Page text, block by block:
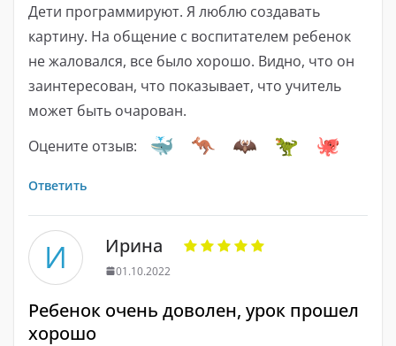
Дети программируют. Я люблю создавать
картину. На общение с воспитателем ребенок
не жаловался, все было хорошо. Видно, что он
заинтересован, что показывает, что учитель
может быть очарован.
Оцените отзыв:
Ответить
И Ирина
01.10.2022
Ребенок очень доволен, урок прошел
хорошо